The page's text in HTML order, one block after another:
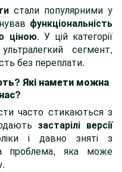
стали популярними у
функціональність
ціною. У цій категорії
сегмент,
без переплати.
Які намети можна
часто стикаються з
застарілі версії
і давно зняті з
проблема, яка може